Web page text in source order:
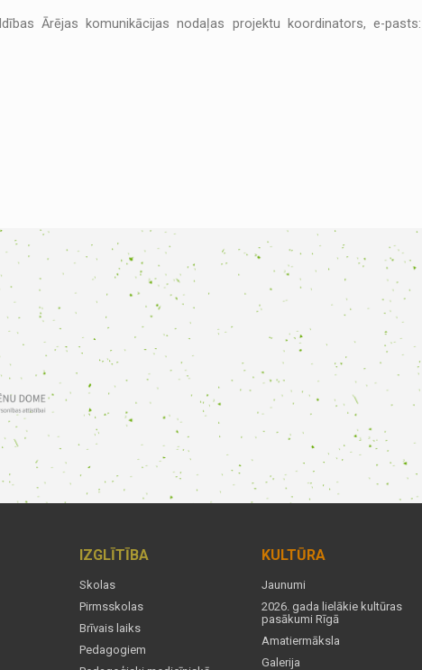
Ārējas komunikācijas nodaļas projektu koordinators, e-pasts:
IZGLĪTĪBA
Skolas
Pirmsskolas
Brīvais laiks
Pedagogiem
KULTŪRA
Jaunumi
2026. gada lielākie kultūras
pasākumi Rīgā
Amatiermāksla
Galerija